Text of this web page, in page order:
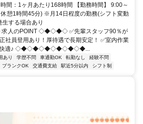
間：1ヶ月あたり168時間 【勤務時間】 9:00～
憩1時間45分) ※月14日程度の勤務(シフト変動
する場合あり
人のPOINT ◇◆◇◆◇ ✅先輩スタッフ90％が
社員登用あり！厚待遇で長期安定！ ✅室内作業
ず快適♪ ◇◆◇◆◇◆◇◆◇◆◇◆...
あり 学歴不問 車通勤OK 転勤なし
経験不問
ブランクOK 交通費支給 駅近5分以内 シフト制